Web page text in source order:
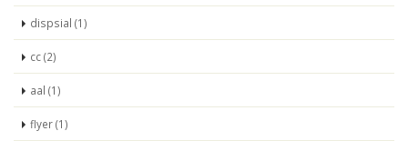
dispsial (1)
cc (2)
aal (1)
flyer (1)